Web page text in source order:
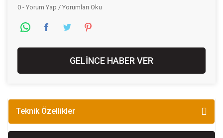
0 - Yorum Yap / Yorumları Oku
GELİNCE HABER VER
Teknik Özellikler